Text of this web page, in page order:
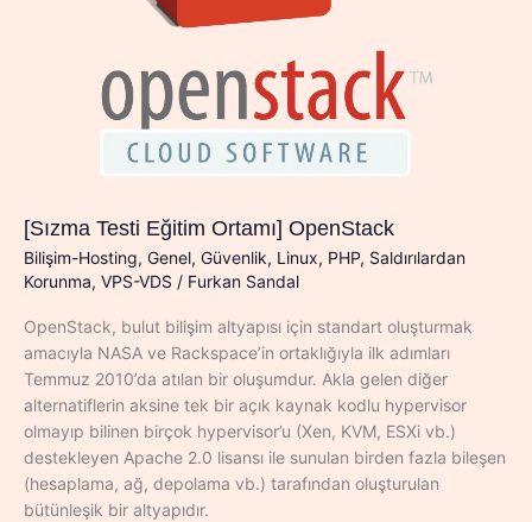
[Sızma Testi Eğitim Ortamı] OpenStack
Bilişim-Hosting, Genel, Güvenlik, Linux, PHP, Saldırılardan
Korunma, VPS-VDS / Furkan Sandal
OpenStack, bulut bilişim altyapısı için standart oluşturmak
amacıyla NASA ve Rackspace’in ortaklığıyla ilk adımları
Temmuz 2010’da atılan bir oluşumdur. Akla gelen diğer
alternatiflerin aksine tek bir açık kaynak kodlu hypervisor
olmayıp bilinen birçok hypervisor’u (Xen, KVM, ESXi vb.)
destekleyen Apache 2.0 lisansı ile sunulan birden fazla bileşen
(hesaplama, ağ, depolama vb.) tarafından oluşturulan
bütünleşik bir altyapıdır.